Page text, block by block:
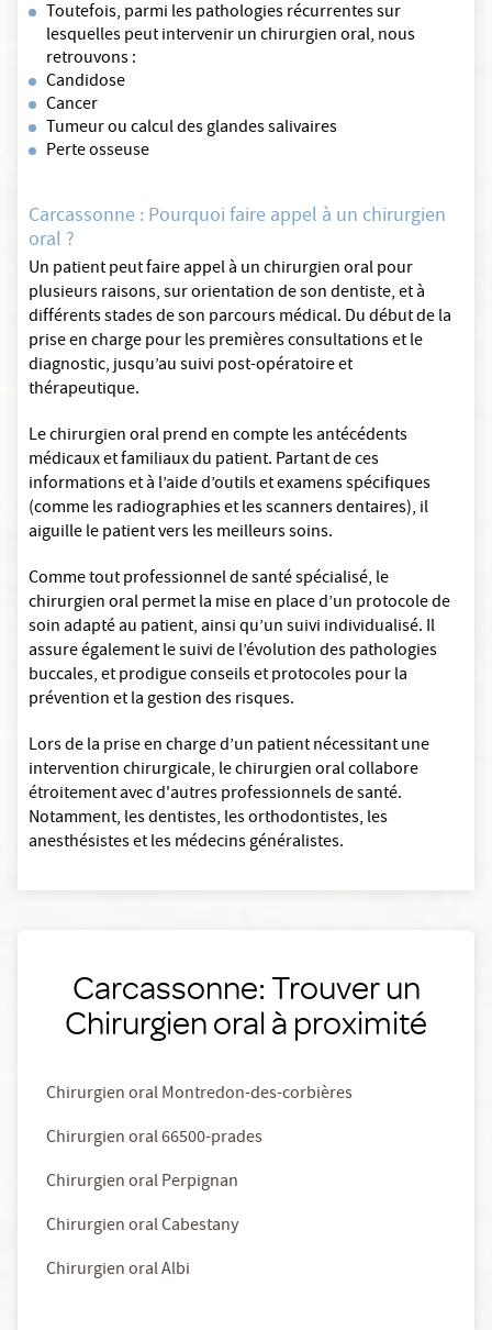
Toutefois, parmi les pathologies récurrentes sur
lesquelles peut intervenir un chirurgien oral, nous
retrouvons :
Candidose
Cancer
Tumeur ou calcul des glandes salivaires
Perte osseuse
Carcassonne : Pourquoi faire appel à un chirurgien
oral ?
Un patient peut faire appel à un chirurgien oral pour
plusieurs raisons, sur orientation de son dentiste, et à
différents stades de son parcours médical. Du début de la
prise en charge pour les premières consultations et le
diagnostic, jusqu’au suivi post-opératoire et
thérapeutique.
Le chirurgien oral prend en compte les antécédents
médicaux et familiaux du patient. Partant de ces
informations et à l’aide d’outils et examens spécifiques
(comme les radiographies et les scanners dentaires), il
aiguille le patient vers les meilleurs soins.
Comme tout professionnel de santé spécialisé, le
chirurgien oral permet la mise en place d’un protocole de
soin adapté au patient, ainsi qu’un suivi individualisé. Il
assure également le suivi de l’évolution des pathologies
buccales, et prodigue conseils et protocoles pour la
prévention et la gestion des risques.
Lors de la prise en charge d’un patient nécessitant une
intervention chirurgicale, le chirurgien oral collabore
étroitement avec d'autres professionnels de santé.
Notamment, les dentistes, les orthodontistes, les
anesthésistes et les médecins généralistes.
Carcassonne: Trouver un
Chirurgien oral à proximité
Chirurgien oral Montredon-des-corbières
Chirurgien oral 66500-prades
Chirurgien oral Perpignan
Chirurgien oral Cabestany
Chirurgien oral Albi